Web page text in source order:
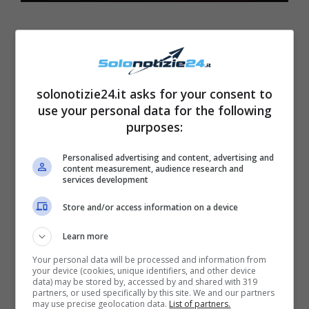
meno di vedere Sossio che compie un
brindisicon unabottiglia di champagne: in
seguito, con la musica a tutto volume, l’uomo
solonotizie24.it asks for your consent to
use your personal data for the following
purposes:
Personalised advertising and content, advertising and
content measurement, audience research and
services development
Store and/or access information on a device
Learn more
Your personal data will be processed and information from
your device (cookies, unique identifiers, and other device
data) may be stored by, accessed by and shared with 319
partners, or used specifically by this site. We and our partners
may use precise geolocation data. List of partners.